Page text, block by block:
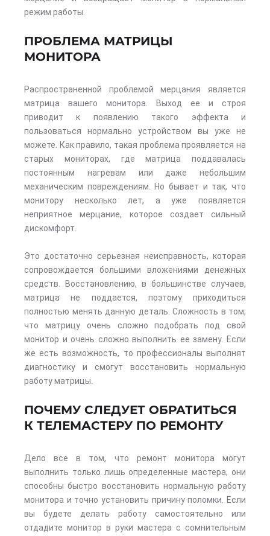
режим работы.
ПРОБЛЕМА МАТРИЦЫ
МОНИТОРА
Распространенной проблемой мерцания является
матрица вашего монитора. Выход ее и строя
приводит к появлению такого эффекта и
пользоваться нормально устройством вы уже не
можете. Как правило, такая проблема проявляется на
старых мониторах, где матрица поддавалась
постоянным нагревам или даже небольшим
механическим повреждениям. Но бывает и так, что
монитору несколько лет, а уже появляется
неприятное мерцание, которое создает сильный
дискомфорт.
Это достаточно серьезная неисправность, которая
сопровождается большими вложениями денежных
средств. Восстановлению, в большинстве случаев,
матрица не поддается, поэтому приходиться
полностью менять данную деталь. Сложность в том,
что матрицу очень сложно подобрать под свой
монитор и очень сложно выполнить ее замену. Если
же есть возможность, то профессионалы выполнят
диагностику и смогут восстановить нормальную
работу матрицы.
ПОЧЕМУ СЛЕДУЕТ ОБРАТИТЬСЯ
К ТЕЛЕМАСТЕРУ ПО РЕМОНТУ
Дело все в том, что ремонт монитора могут
выполнить только лишь определенные мастера, они
способны быстро восстановить нормальную работу
монитора и точно установить причину поломки. Если
вы будете делать работу самостоятельно или
отдадите монитор в руки мастера с сомнительным